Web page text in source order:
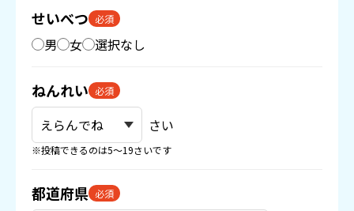
せいべつ 必須
男 女 選択なし
ねんれい 必須
さい
※投稿できるのは5〜19さいです
都道府県 必須